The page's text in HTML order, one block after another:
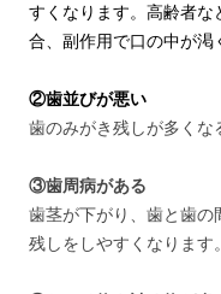
すくなります。高齢者
合、副作用で口の中が渇
②歯並びが悪い
歯のみがき残しが多くな
③歯周病がある
歯茎が下がり、歯と歯の
残しをしやすくなります。